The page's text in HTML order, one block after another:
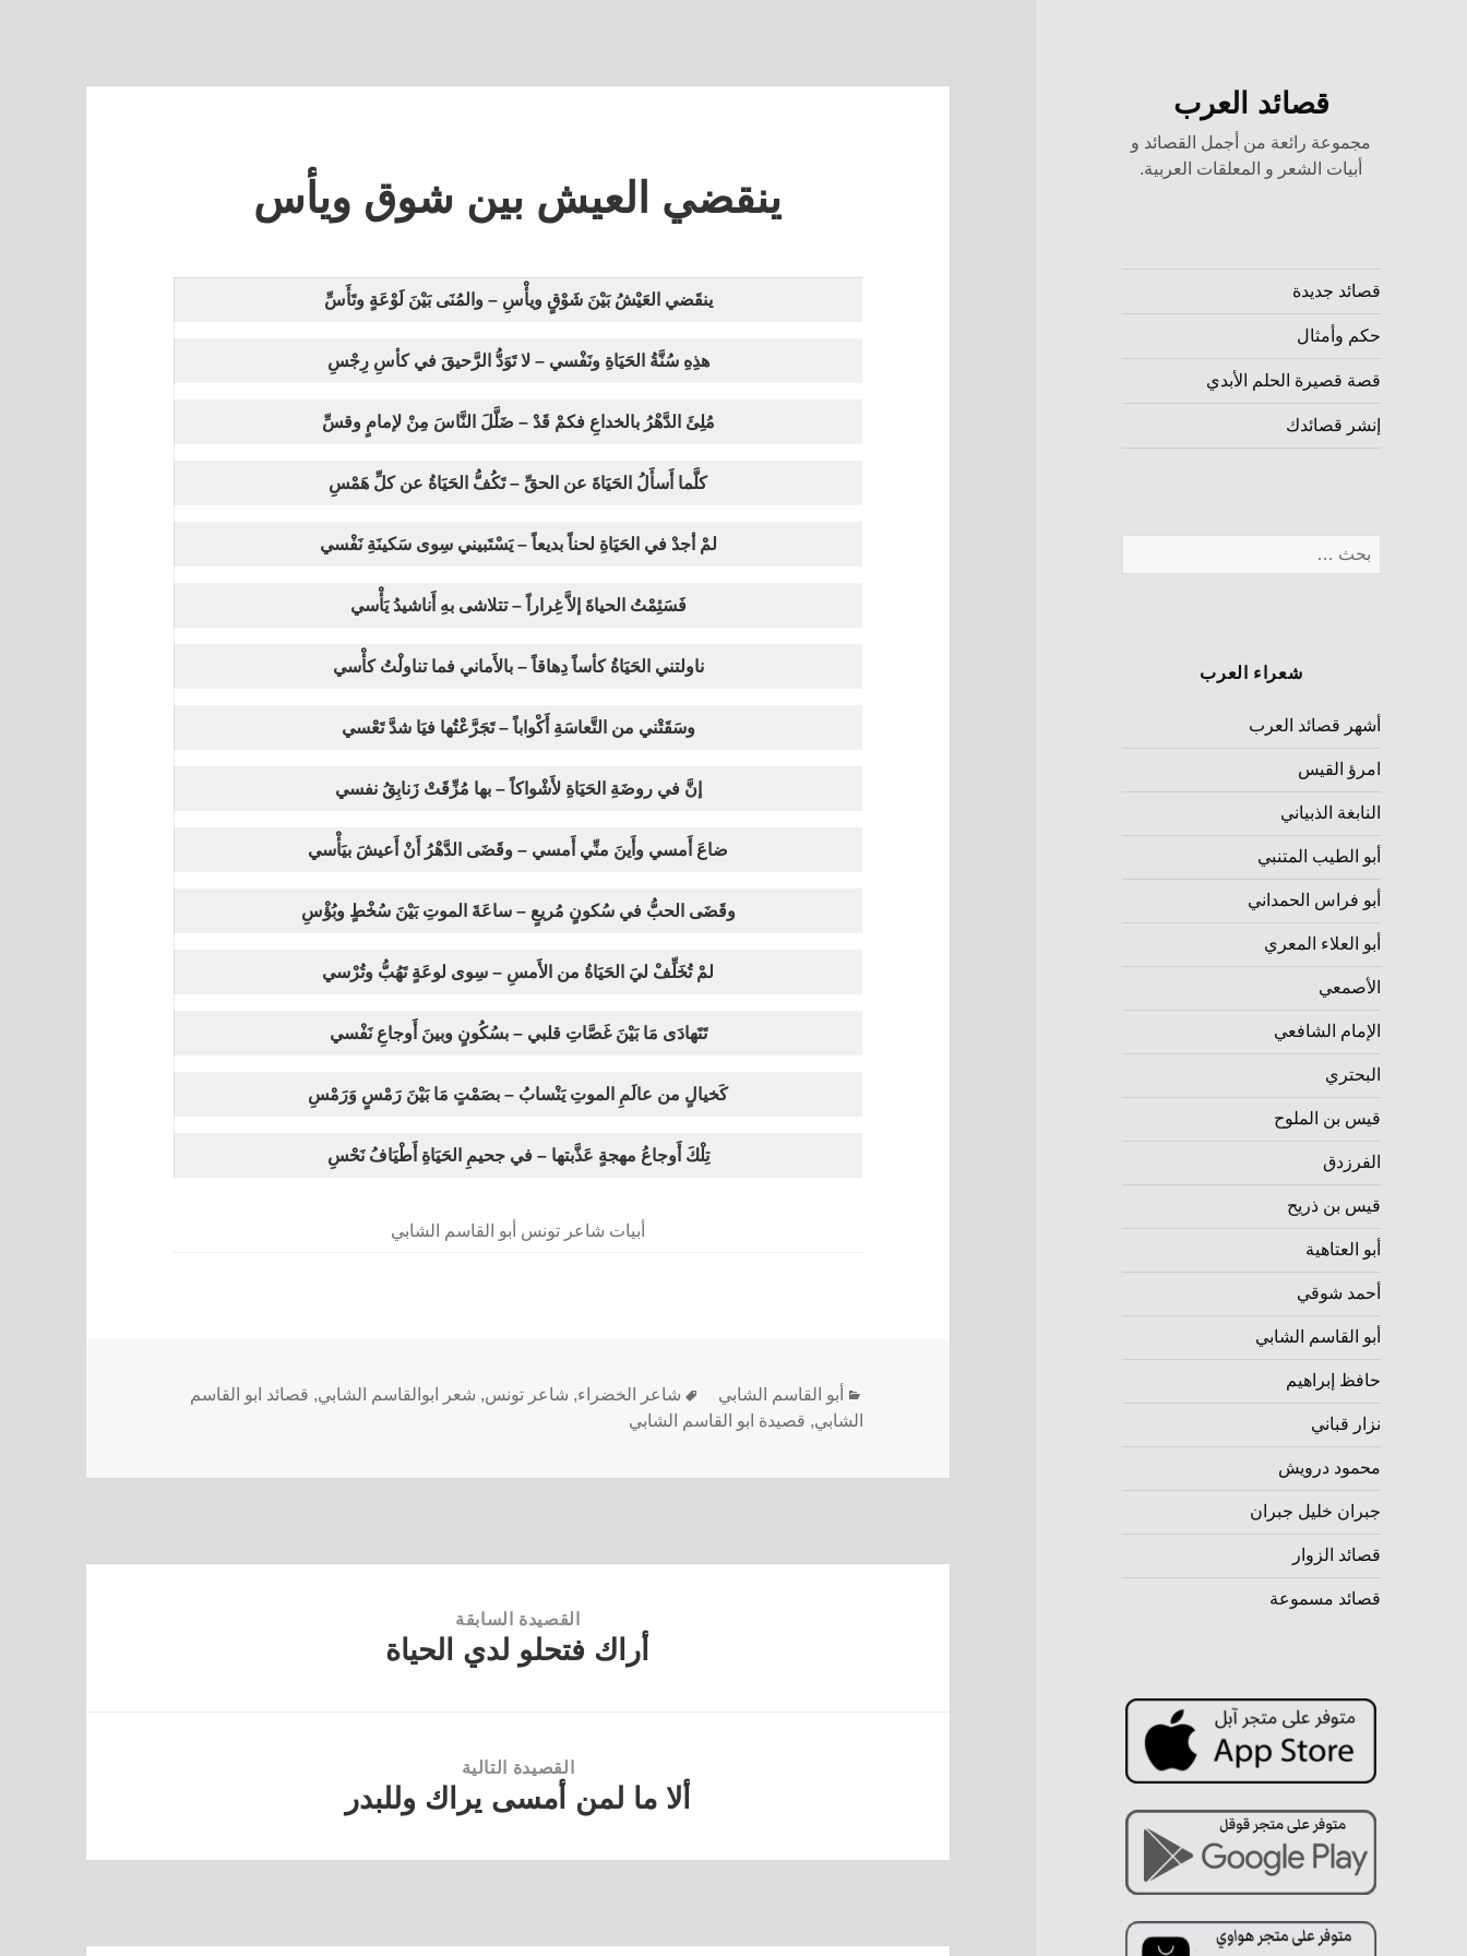
قصائد العرب
مجموعة رائعة من أجمل القصائد و
أبيات الشعر و المعلقات العربية.
قصائد جديدة
حكم وأمثال
قصة قصيرة الحلم الأبدي
إنشر قصائدك
شعراء العرب
أشهر قصائد العرب
امرؤ القيس
النابغة الذبياني
أبو الطيب المتنبي
أبو فراس الحمداني
أبو العلاء المعري
الأصمعي
الإمام الشافعي
البحتري
قيس بن الملوح
الفرزدق
قيس بن ذريح
أبو العتاهية
أحمد شوقي
أبو القاسم الشابي
حافظ إبراهيم
نزار قباني
محمود درويش
جبران خليل جبران
قصائد الزوار
قصائد مسموعة
ينقضي العيش بين شوق ويأس
ينقَضي العَيْشُ بَيْنَ شَوْقٍ ويأْسِ – والمُنَى بَيْنَ لَوْعَةٍ وتَأَسِّ
هذِهِ سُنَّةُ الحَيَاةِ ونَفْسي – لا تَوَدُّ الرَّحيقَ في كأسِ رِجْسِ
مُلِئَ الدَّهْرُ بالخداعِ فكمْ قَدْ – ضَلَّلَ النَّاسَ مِنْ لإمامٍ وقسِّ
كلَّما أَسأَلُ الحَيَاةَ عن الحقِّ – تَكُفُّ الحَيَاةُ عن كلِّ هَمْسِ
لمْ أجدْ في الحَيَاةِ لحناً بديعاً – يَسْتَبيني سِوى سَكينَةِ نَفْسي
فَسَئِمْتُ الحياةَ إلاَّ غِراراً – تتلاشى بهِ أَناشيدُ يَأْسي
ناولتني الحَيَاةُ كأساً دِهاقاً – بالأَماني فما تناولْتُ كأْسي
وسَقَتْني من التَّعاسَةِ أَكْواباً – تَجَرَّعْتُها فيَا شدَّ تَعْسي
إنَّ في روضَةِ الحَيَاةِ لأَشْواكاً – بها مُزِّقَتْ زَنابِقُ نفسي
ضاعَ أَمسي وأَينَ منِّي أَمسي – وقَضَى الدَّهْرُ أَنْ أَعيشَ بيَأْسي
وقَضَى الحبُّ في سُكونٍ مُريعٍ – ساعَةَ الموتِ بَيْنَ سُخْطٍ وبُؤْسِ
لمْ تُخَلِّفْ ليَ الحَيَاةُ من الأَمسِ – سِوى لوعَةٍ تَهُبُّ وتُرْسي
تَتَهادَى مَا بَيْنَ غَصَّاتِ قلبي – بسُكُونٍ وبينَ أَوجاعِ نَفْسي
كَخيالٍ من عالَمِ الموتِ يَنْسابُ – بصَمْتٍ مَا بَيْنَ رَمْسٍ وَرَمْسِ
تِلْكَ أَوجاعُ مهجةٍ عَذَّبتها – في جحيمِ الحَيَاةِ أَطْيَافُ نَحْسِ
أبيات شاعر تونس أبو القاسم الشابي
أبو القاسم الشابي شاعر الخضراء, شاعر تونس, شعر ابوالقاسم الشابي, قصائد ابو القاسم
الشابي, قصيدة ابو القاسم الشابي
القصيدة السابقة
أراك فتحلو لدي الحياة
القصيدة التالية
ألا ما لمن أمسى يراك وللبدر